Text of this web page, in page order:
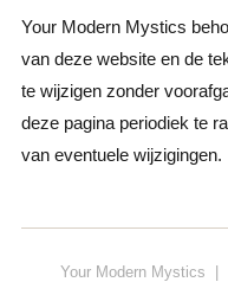
Your Modern Mystics
van deze website en de
te wijzigen zonder
deze pagina periodiek te
van eventuele wijzigingen.
Your Modern Mystics |